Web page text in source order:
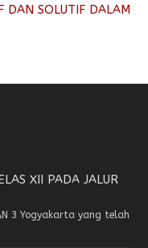
DAN SOLUTIF DALAM
XII PADA JALUR
3 Yogyakarta yang telah